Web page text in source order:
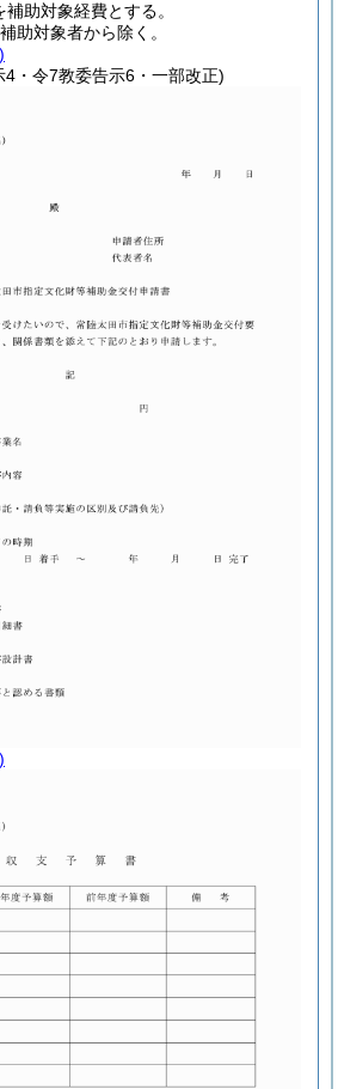
助対象経費とする。
助対象者から除く。
4・令7教委告示6・一部改正)